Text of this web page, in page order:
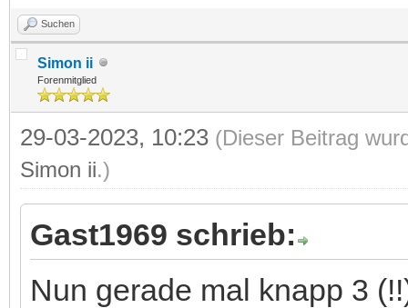
Suchen
Simon ii
Forenmitglied
29-03-2023, 10:23 (Dieser Beitrag
Simon ii.)
Gast1969 schrieb:
Nun gerade mal knapp 3